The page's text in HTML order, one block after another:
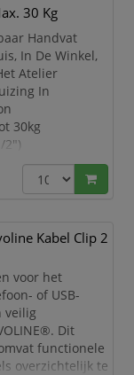
van 5
80mm in
25x35cm
30 Kg
Handvat
In De Winkel,
Atelier
In
30kg
2")
En
Kabel Clip 2
voor het
of USB-
veilig
Dit
functionele
overzichtelijk te